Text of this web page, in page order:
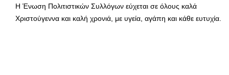
Η Ένωση Πολιτιστικών Συλλόγων εύχεται σε όλους καλά
Χριστούγεννα και καλή χρονιά, με υγεία, αγάπη και κάθε ευτυχία.